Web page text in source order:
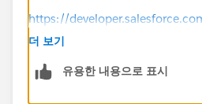
https://
더 보기
유용한 내용으로 표시